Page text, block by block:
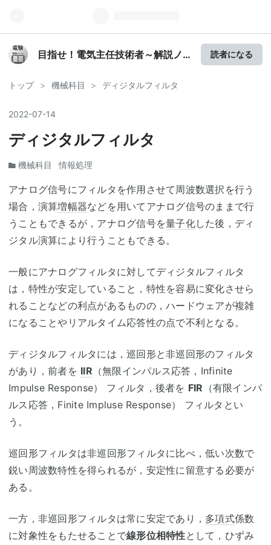
目指せ！電気主任技術者～解説ノ
読者になる
トップ > 機械科目 > ディジタルフィルタ
2022-07-14
ディジタルフィルタ
機械科目 情報処理
アナログ信号にフィルタを作用させて周波数選択を行う
場合，演算増幅器などを用いてアナログ信号のままで行
うこともできるが，アナログ信号を量子化した後，ディ
ジタル演算により行うこともできる。
一般にアナログフィルタに対してディジタルフィルタ
は，特性が安定していること，特性を容易に変化させら
れることなどの利点があるものの，ハードウェアが複雑
になることやリアルタイム応答性の点で不利となる。
ディジタルフィルタには，巡回形と非巡回形のフィルタ
があり，前者を IIR （無限インパルス応答，Infinite
Impulse Response） フィルタ，後者を FIR （有限インパ
ルス応答，Finite Impluse Response） フィルタとい
う。
巡回形フィルタは非巡回形フィルタに比べ，低い次数で
鋭い周波数特性を得られるが，安定性に留意する必要が
ある。
一方，非巡回形フィルタは常に安定であり， 多項式係数
に対象性をもたせることで線形位相特性として，ひずみ